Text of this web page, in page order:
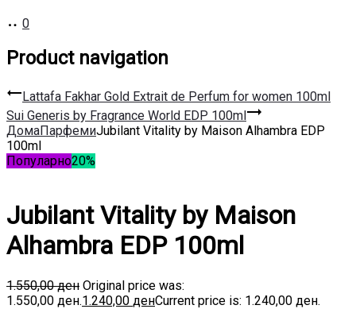
0
Product navigation
Lattafa Fakhar Gold Extrait de Perfum for women 100ml
Sui Generis by Fragrance World EDP 100ml
ДомаПарфемиJubilant Vitality by Maison Alhambra EDP
100ml
Популарно20%
Jubilant Vitality by Maison
Alhambra EDP 100ml
1.550,00ден Original price was:
1.550,00 ден.1.240,00 денCurrent price is: 1.240,00 ден.